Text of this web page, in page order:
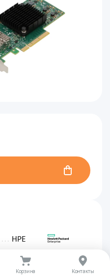
HPE
817753-B21
01919
Корзина Контакты